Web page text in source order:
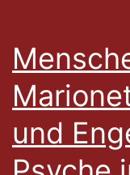
und